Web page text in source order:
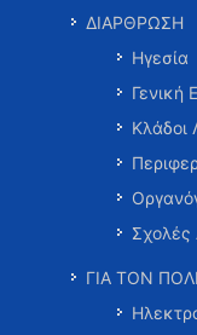
ΔΙΑΡΘΡΩΣΗ
Ηγεσία
Γενική
Κλάδοι
ΓΙΑ ΤΟΝ